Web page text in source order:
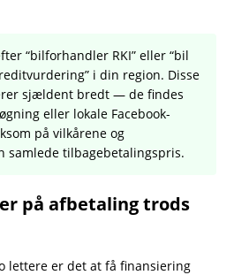
“bilforhandler RKI” eller “bil
i din region. Disse
sjældent bredt — de findes
eller lokale Facebook-
på vilkårene og
samlede tilbagebetalingspris.
på afbetaling trods
lettere er det at få finansiering